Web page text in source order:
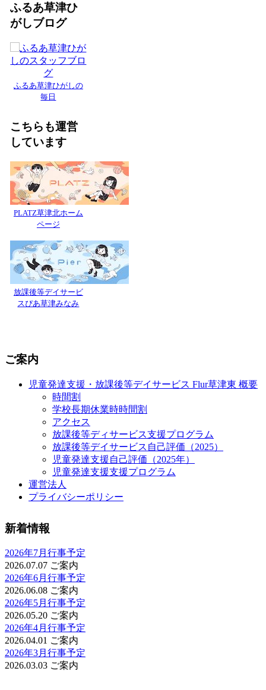
ふるあ草津ひ
がしブログ
ふるあ草津ひがしの
毎日
こちらも運営
しています
PLATZ草津北ホーム
ページ
放課後等デイサービ
スぴあ草津みなみ
ご案内
児童発達支援・放課後等デイサービス Flur草津東 概要
時間割
学校長期休業時時間割
アクセス
放課後等ディサービス支援プログラム
放課後等デイサービス自己評価（2025）
児童発達支援自己評価（2025年）
児童発達支援支援プログラム
運営法人
プライバシーポリシー
新着情報
2026年7月行事予定
2026.07.07 ご案内
2026年6月行事予定
2026.06.08 ご案内
2026年5月行事予定
2026.05.20 ご案内
2026年4月行事予定
2026.04.01 ご案内
2026年3月行事予定
2026.03.03 ご案内